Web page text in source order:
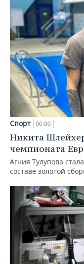
Спорт 00:00
Никита
чемпионата
Агния Тулупова
составе золотой